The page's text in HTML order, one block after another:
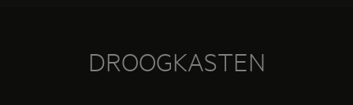
DROOGKASTEN